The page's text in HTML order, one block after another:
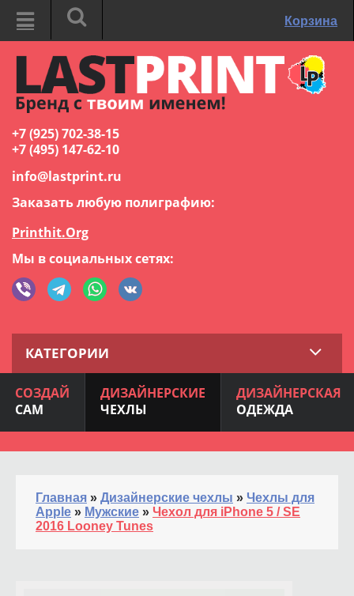
Корзина
+7 (925) 702-38-15
+7 (495) 147-62-10
info@lastprint.ru
Заказать любую полиграфию:
Printhit.Org
Мы в социальных сетях:
КАТЕГОРИИ
СОЗДАЙ
САМ
ДИЗАЙНЕРСКИЕ
ЧЕХЛЫ
ДИЗАЙНЕРСКАЯ
ОДЕЖДА
Главная » Дизайнерские чехлы » Чехлы для
Apple » Мужские » Чехол для iPhone 5 / SE
2016 Looney Tunes